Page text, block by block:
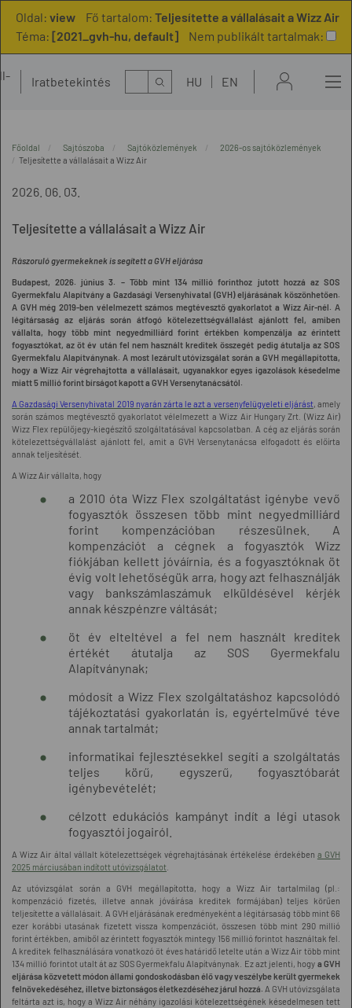
Oldal: view Fő tartalom: Teljesítette a vállalásait a Wizz Air
Téma: [2021_gvh-hu, default] Nem publikált tartalmak:
Iratbetekintés Kereső HU EN
Főoldal Sajtószoba Sajtóközlemények
2026-os sajtóközlemények
Teljesítette a vállalásait a Wizz Air
2026. 06. 03.
Teljesítette a vállalásait a Wizz Air
Rászoruló gyermekeknek is segített a GVH eljárása
Budapest, 2026. június 3. – Több mint 134 millió forinthoz jutott hozzá az SOS
Gyermekfalu Alapítvány a Gazdasági Versenyhivatal (GVH) eljárásának köszönhetően.
A GVH még 2019-ben vélelmezett számos megtévesztő gyakorlatot a Wizz Air-nél. A
légitársaság az eljárás során átfogó kötelezettségvállalást ajánlott fel, amiben
vállalta, hogy több mint negyedmilliárd forint értékben kompenzálja az érintett
fogyasztókat, az öt év után fel nem használt kreditek összegét pedig átutalja az SOS
Gyermekfalu Alapítványnak. A most lezárult utóvizsgálat során a GVH megállapította,
hogy a Wizz Air végrehajtotta a vállalásait, ugyanakkor egyes igazolások késedelme
miatt 5 millió forint bírságot kapott a GVH Versenytanácsától.
A Gazdasági Versenyhivatal 2019 nyarán zárta le azt a versenyfelügyeleti eljárást, amely
során számos megtévesztő gyakorlatot vélelmezett a Wizz Air Hungary Zrt. (Wizz Air)
Wizz Flex repülőjegy-kiegészítő szolgáltatásával kapcsolatban. A cég az eljárás során
kötelezettségvállalást ajánlott fel, amit a GVH Versenytanácsa elfogadott és előírta
annak teljesítését.
A Wizz Air vállalta, hogy
a 2010 óta Wizz Flex szolgáltatást igénybe vevő
fogyasztók összesen több mint negyedmilliárd
forint kompenzációban részesülnek. A
kompenzációt a cégnek a fogyasztók Wizz
fiókjában kellett jóváírnia, és a fogyasztóknak öt
évig volt lehetőségük arra, hogy azt felhasználják
vagy bankszámlaszámuk elküldésével kérjék
annak készpénzre váltását;
öt év elteltével a fel nem használt kreditek
értékét átutalja az SOS Gyermekfalu
Alapítványnak;
módosít a Wizz Flex szolgáltatáshoz kapcsolódó
tájékoztatási gyakorlatán is, egyértelművé téve
annak tartalmát;
informatikai fejlesztésekkel segíti a szolgáltatás
teljes körű, egyszerű, fogyasztóbarát
igénybevételét;
célzott edukációs kampányt indít a légi utasok
fogyasztói jogairól.
A Wizz Air által vállalt kötelezettségek végrehajtásának értékelése érdekében a GVH
2025 márciusában indított utóvizsgálatot
Az utóvizsgálat során a GVH megállapította, hogy a Wizz Air tartalmilag (pl.:
kompenzáció fizetés, illetve annak jóváírása kreditek formájában) teljes körűen
teljesítette a vállalásait. A GVH eljárásának eredményeként a légitársaság több mint 66
ezer korábbi utasának fizetett vissza kompenzációt, összesen több mint 290 millió
forint értékben, amiből az érintett fogyasztók mintegy 156 millió forintot használtak fel.
A kreditek felhasználására vonatkozó öt éves határidő letelte után a Wizz Air több mint
134 millió forintot utalt át az SOS Gyermekfalu Alapítványnak. Ez azt jelenti, hogy a GVH
eljárása közvetett módon állami gondoskodásban élő vagy veszélybe került gyermekek
felnövekedéséhez, illetve biztonságos életkezdéséhez járul hozzá. A GVH utóvizsgálata
feltárta azt is, hogy a Wizz Air néhány igazolási kötelezettségének késedelmesen tett